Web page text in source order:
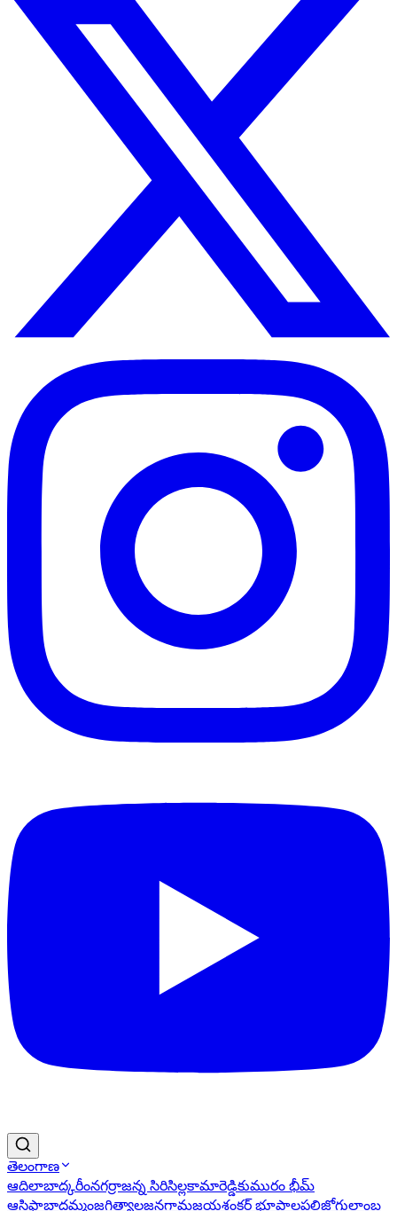
తెలంగాణ
ఆదిలాబాద్కరీంనగర్రాజన్న సిరిసిల్లకామారెడ్డికుమురం భీమ్
ఆసిఫాబాద్ఖమ్మంజగిత్యాలజనగామజయశంకర్ భూపాలపల్లిజోగులాంబ